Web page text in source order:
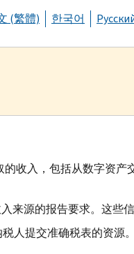
(繁體) 한국어
收入，包括从数字资产
来源的报告要求。这些
人提交准确税表的资源